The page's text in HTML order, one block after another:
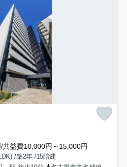
共益費10,000円～15,000円
/築2年 /15階建